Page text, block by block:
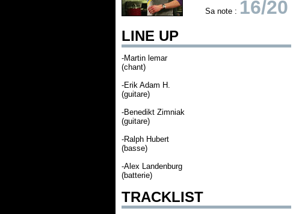
Sa note : 16/20
LINE UP
-Martin lemar
(chant)
-Erik Adam H.
(guitare)
-Benedikt Zimniak
(guitare)
-Ralph Hubert
(basse)
-Alex Landenburg
(batterie)
TRACKLIST